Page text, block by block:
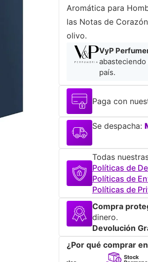
Aromática para
las Notas de
olivo.
VyP
país.
Paga con
Se despacha:
Todas
Políticas de
Políticas de
Políticas de
Compra
dinero.
Devolución
¿Por qué comprar
Stock